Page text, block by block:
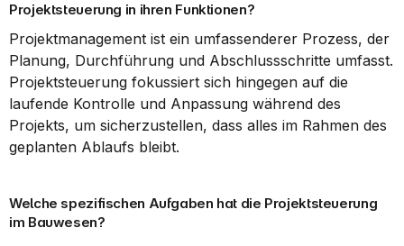
Projektsteuerung in ihren Funktionen?
Projektmanagement ist ein umfassenderer Prozess, der
Planung, Durchführung und Abschlussschritte umfasst.
Projektsteuerung fokussiert sich hingegen auf die
laufende Kontrolle und Anpassung während des
Projekts, um sicherzustellen, dass alles im Rahmen des
geplanten Ablaufs bleibt.
Welche spezifischen Aufgaben hat die Projektsteuerung
im Bauwesen?